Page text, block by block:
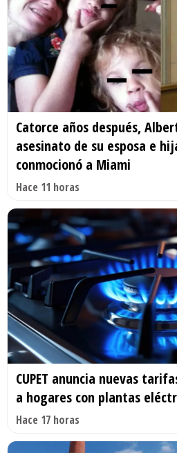
Catorce años después,
asesinato de su esposa e
conmocionó a Miami
Hace 11 horas
CUPET anuncia nuevas
a hogares con plantas
Hace 17 horas